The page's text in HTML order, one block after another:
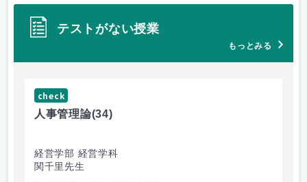
テストがない授業
もっとみる
check
人事管理論(34)
経営学部 経営学科
関千里先生